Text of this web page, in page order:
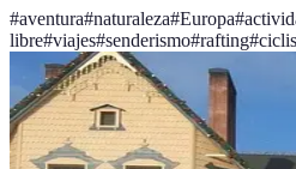
#aventura#naturaleza#Europa#
libre#viajes#senderismo#rafting#